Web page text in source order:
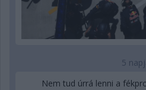
5
Nem tud úrrá lenni a